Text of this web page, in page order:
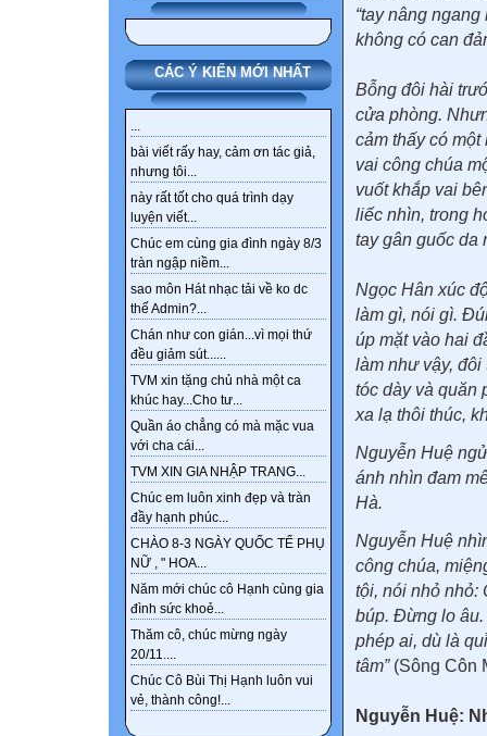
CÁC Ý KIẾN MỚI NHẤT
...
bài viết rấy hay, cảm ơn tác giả,
nhưng tôi...
này rất tốt cho quá trình dạy
luyện viết...
Chúc em cùng gia đình ngày 8/3
tràn ngập niềm...
sao môn Hát nhạc tải về ko dc
thế Admin?...
Chán như con gián...vì mọi thứ
đều giảm sút......
TVM xin tặng chủ nhà một ca
khúc hay...Cho tư...
Quần áo chẳng có mà mặc vua
với cha cái...
TVM XIN GIA NHẬP TRANG...
Chúc em luôn xinh đẹp và tràn
đầy hạnh phúc...
CHÀO 8-3 NGÀY QUỐC TẾ PHỤ
NỮ , " HOA...
Năm mới chúc cô Hạnh cùng gia
đình sức khoẻ...
Thăm cô, chúc mừng ngày
20/11....
Chúc Cô Bùi Thị Hạnh luôn vui
vẻ, thành công!...
“tay nâng
không có can
Bỗng đôi hài
cửa phòng.
cảm thấy có
vai công chúa
vuốt khắp vai
liếc nhìn, trong
tay gân guốc da
Ngọc Hân xúc
làm gì, nói gì.
úp mặt vào hai
làm như vậy,
tóc dày và quăn
xa lạ thôi thúc,
Nguyễn Huệ
ánh nhìn đam
Hà.
Nguyễn Huệ
công chúa,
tội, nói nhỏ nhỏ:
búp. Đừng lo âu.
phép ai, dù là
tâm” (Sông Côn
Nguyễn Huệ: